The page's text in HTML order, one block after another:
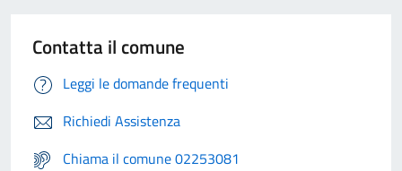
Contatta il comune
Leggi le domande frequenti
Richiedi Assistenza
Chiama il comune 02253081